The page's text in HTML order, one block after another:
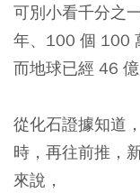
可別小看千分之
年、100 個 100
而地球已經 46 億
從化石證據知道
時，再往前推，
來說，